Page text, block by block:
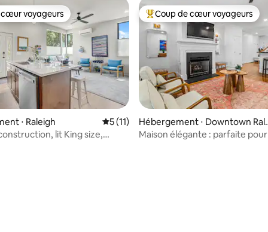
sur la base de 8 commentaires : 5 sur 5
cœur voyageurs
voyageurs
⋅ Raleigh Évaluation moyenne sur la base de 11
5 (11)
lit King size,
Coups de cœur voyageurs les
Coup de cœur voyageurs
Hébergement ⋅ Downtown
gh
Maison élégante : parfaite